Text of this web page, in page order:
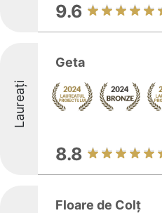
9.6
Laureați
Geta
8.8
Floare de Colț